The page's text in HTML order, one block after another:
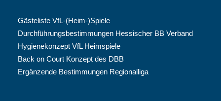
Gästeliste VfL-(Heim-)Spiele
Durchführungsbestimmungen Hessischer BB Verband
Hygienekonzept VfL Heimspiele
Back on Court Konzept des DBB
Ergänzende Bestimmungen Regionalliga